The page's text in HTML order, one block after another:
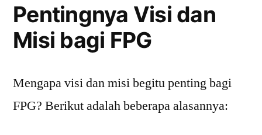
Pentingnya Visi dan
Misi bagi FPG
Mengapa visi dan misi begitu penting bagi
FPG? Berikut adalah beberapa alasannya: